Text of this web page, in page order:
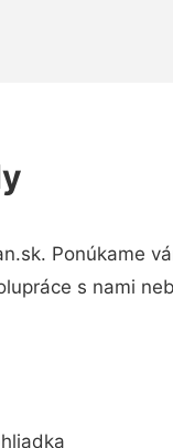
Ponúkame
s nami